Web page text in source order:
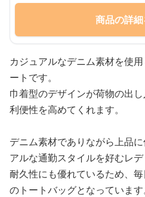
商品の詳
カジュアルなデニム素材を使
ートです。
巾着型のデザインが荷物の出
利便性を高めてくれます。
デニム素材でありながら上品
アルな通勤スタイルを好むレデ
耐久性にも優れているため、
のトートバッグとなっています